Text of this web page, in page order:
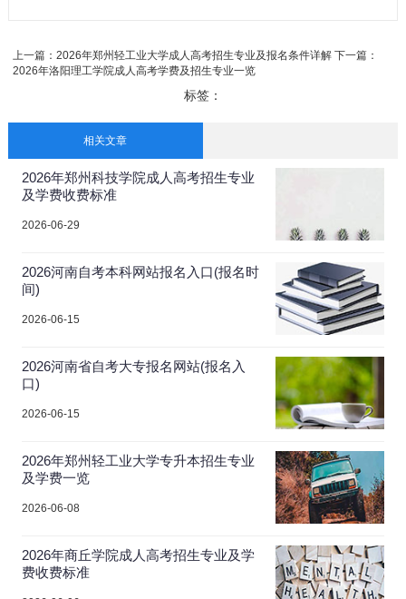
上一篇： 2026年郑州轻工业大学成人高考招生专业及报名条件详解下一篇：
2026年洛阳理工学院成人高考学费及招生专业一览
标签：
相关文章
2026年郑州科技学院成人高考招生专业
及学费收费标准
2026-06-29
2026河南自考本科网站报名入口(报名时
间)
2026-06-15
2026河南省自考大专报名网站(报名入
口)
2026-06-15
2026年郑州轻工业大学专升本招生专业
及学费一览
2026-06-08
2026年商丘学院成人高考招生专业及学
费收费标准